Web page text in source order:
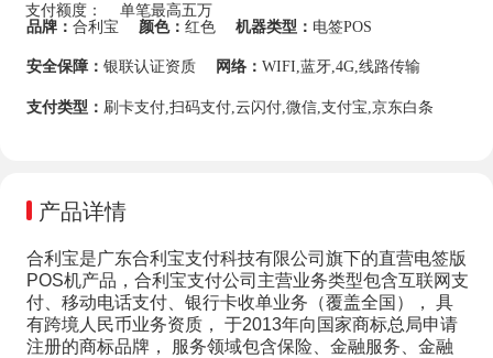
支付额度： 单笔最高五万
品牌： 合利宝 颜色： 红色 机器类型： 电签POS
安全保障： 银联认证资质 网络： WIFI,蓝牙,4G,线路传输
支付类型： 刷卡支付,扫码支付,云闪付,微信,支付宝,京东白条
产品详情
合利宝是广东合利宝支付科技有限公司旗下的直营电签版
POS机产品，合利宝支付公司主营业务类型包含互联网支
付、移动电话支付、银行卡收单业务（覆盖全国）， 具
有跨境人民币业务资质， 于2013年向国家商标总局申请
注册的商标品牌， 服务领域包含保险、金融服务、金融